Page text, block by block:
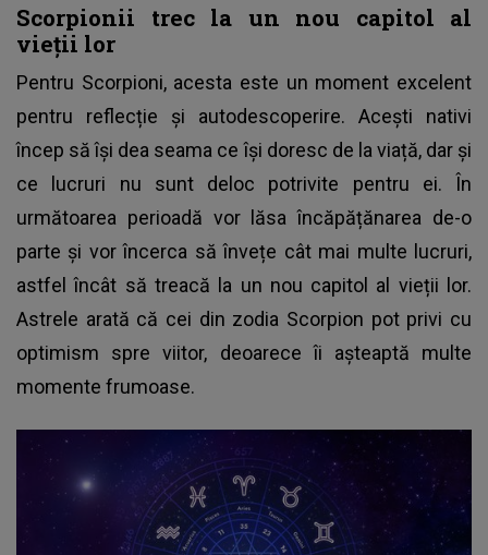
Scorpionii trec la un nou capitol al
vieții lor
Pentru Scorpioni, acesta este un moment excelent
pentru reflecție și autodescoperire. Acești nativi
încep să își dea seama ce își doresc de la viață, dar și
ce lucruri nu sunt deloc potrivite pentru ei. În
următoarea perioadă vor lăsa încăpățănarea de-o
parte și vor încerca să învețe cât mai multe lucruri,
astfel încât să treacă la un nou capitol al vieții lor.
Astrele arată că cei din zodia Scorpion pot privi cu
optimism spre viitor, deoarece îi așteaptă multe
momente frumoase.